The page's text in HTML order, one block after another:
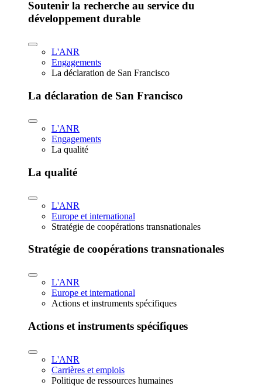
Soutenir la recherche au service du
développement durable
L'ANR
Engagements
La déclaration de San Francisco
La déclaration de San Francisco
L'ANR
Engagements
La qualité
La qualité
L'ANR
Europe et international
Stratégie de coopérations transnationales
Stratégie de coopérations transnationales
L'ANR
Europe et international
Actions et instruments spécifiques
Actions et instruments spécifiques
L'ANR
Carrières et emplois
Politique de ressources humaines